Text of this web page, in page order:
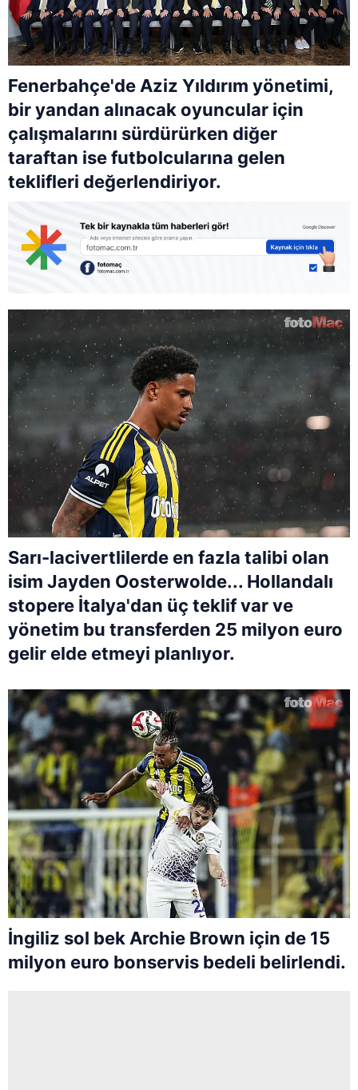
Fenerbahçe'de Aziz Yıldırım yönetimi,
bir yandan alınacak oyuncular için
çalışmalarını sürdürürken diğer
taraftan ise futbolcularına gelen
teklifleri değerlendiriyor.
Sarı-lacivertlilerde en fazla talibi olan
isim Jayden Oosterwolde... Hollandalı
stopere İtalya'dan üç teklif var ve
yönetim bu transferden 25 milyon euro
gelir elde etmeyi planlıyor.
İngiliz sol bek Archie Brown için de 15
milyon euro bonservis bedeli belirlendi.